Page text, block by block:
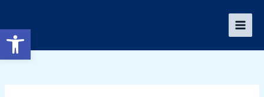
Abrir barra de herramientas
contenido